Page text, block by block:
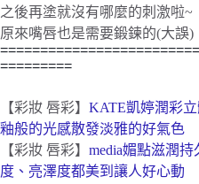
之後再塗就沒有哪麼的刺激啦~
原來嘴唇也是需要鍛鍊的(大誤)
=========
【彩妝 唇彩】 KATE凱婷潤彩
釉般的光感散發淡雅的好氣色
【彩妝 唇彩】 media媚點滋潤
度、亮澤度都美到讓人好心動